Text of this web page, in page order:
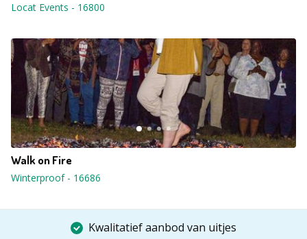
Locat Events - 16800
Walk on Fire
Winterproof- 16686
Kwalitatief aanbod van uitjes